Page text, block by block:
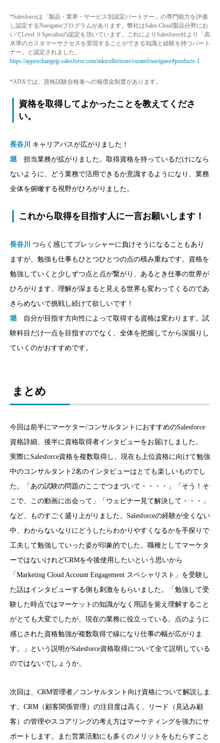
*Salesforceは「製品・業界・サービス別認定パートナー」の専門能力を評価
し認定するNavigatorプログラムがあります。弊社はSales Cloud製品分野にお
いてLevel ⅡSpecalistの認定を頂いています。これによりSalesforce社より「高
水準のカスタマーサクセスを実現することができる知識と経験を持つパート
ナー」と認定されました。
https://appexchangejp.salesforce.com/mktcollections/curated/navigator#products-1
*ADXでは、資格試験合格者への報償金制度があります。
資格を取得してよかったことを教えてくださ
い。
長谷川
キャリアパスが広がりました！
堀 担当業務が拡がりました。取得資格を持っているだけになら
ないように、どう業務で活用できるか意識するようになり、業務
全体を俯瞰する視野がひろがりました。
これから取得を目指す人に一言お願いします！
長谷川
つらく感じてプレッシャーに負けそうになることもあり
ますが、勉強も仕事もひとつひとつの点の積み重ねです。資格を
勉強していくと少しずつ点と点が繋がり、あるとき仕事の世界が
ひろがります。理解が深まると見える世界も変わってくるのであ
きらめないで挑戦し続けて欲しいです！
堀 自分が目指す方向性によって取得する資格は変わります。試
験科目だけ一点を目指すのでなく、全体を把握してから深掘りし
ていくのがおすすめです。
まとめ
今回は前半にマーケター/コンサルタントにおすすめのSalesforce
資格詳細、後半に資格取得者インタビューをお届けしました。
実際にSalesforce資格を複数取得し、現在も上位資格に向けて勉強
中のコンサルタント2名のインタビューはとても楽しいものでし
た。「あの試験の問題のここでつまづいて・・・・」「そう！そ
こで、この動画に出会って」「ウェビナー見て解決して・・・」
など、ものすごく盛り上がりました。Salesforceの経験が全くない
中、わからないなりにどうしたらわかりやすくなるかを手探りで
工夫して勉強していった姿が印象的でした。職種としてマーケタ
ーではないけれどCRMを今後使用したいという思いから
「Marketing Cloud Account Engagement スペシャリスト」を受験し
た話はインタビューする側も刺激をもらいました。「勉強して受
験した時点ではマーケットの知識がなく用語を覚え理解すること
がとても大変でしたが、現在の業務に役立っている。点のように
感じされた資格勉強が複数取得で線になり仕事の幅が広がりま
す。」という説明がSalesforce資格取得について全て説明している
のではないでしょうか。
次回は、CRM管理者／コンサルタント向け資格について解説しま
す。CRM（顧客関係管理）の注目度は高く、リード（見込み顧
客）の管理やスコアリングの考え方はマーケティングを強力にサ
ポートします。また営業活動にも多くのメリットをもたらすこと